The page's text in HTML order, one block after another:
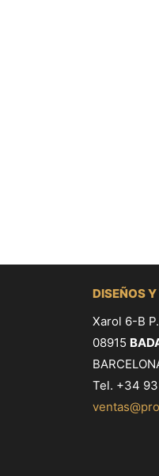
DISEÑOS
Xarol 6-B
08915
Tel. +34